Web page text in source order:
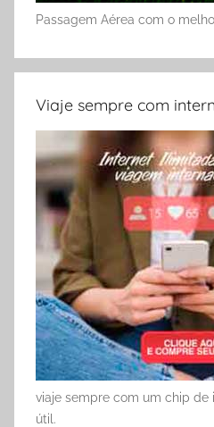
Passagem Aérea com o
Viaje sempre com
viaje sempre com um chip de
útil.